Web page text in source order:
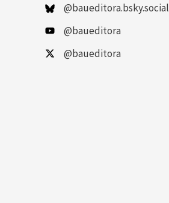
@baueditora.bsky.social
@baueditora
@baueditora